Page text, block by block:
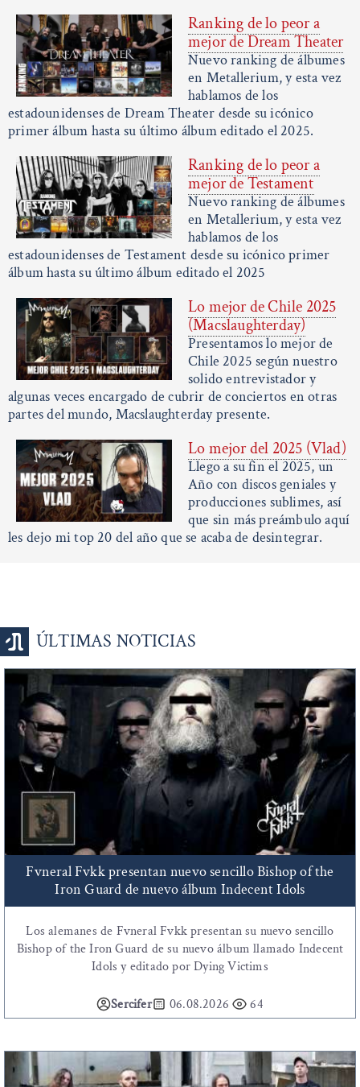
Ranking de lo peor a
mejor de Dream Theater
Nuevo ranking de álbumes
en Metallerium, y esta vez
hablamos de los
estadounidenses de Dream Theater desde su icónico
primer álbum hasta su último álbum editado el 2025.
Ranking de lo peor a
mejor de Testament
Nuevo ranking de álbumes
en Metallerium, y esta vez
hablamos de los
estadounidenses de Testament desde su icónico primer
álbum hasta su último álbum editado el 2025
Lo mejor de Chile 2025
(Macslaughterday)
Presentamos lo mejor de
Chile 2025 según nuestro
solido entrevistador y
algunas veces encargado de cubrir de conciertos en otras
partes del mundo, Macslaughterday presente.
Lo mejor del 2025 (Vlad)
Llego a su fin el 2025, un
Año con discos geniales y
producciones sublimes, así
que sin más preámbulo aquí
les dejo mi top 20 del año que se acaba de desintegrar.
ÚLTIMAS NOTICIAS
Fvneral Fvkk presentan nuevo sencillo Bishop of the
Iron Guard de nuevo álbum Indecent Idols
Los alemanes de Fvneral Fvkk presentan su nuevo sencillo
Bishop of the Iron Guard de su nuevo álbum llamado Indecent
Idols y editado por Dying Victims
Sercifer 06.08.2026 64